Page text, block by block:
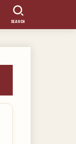
SEARCH